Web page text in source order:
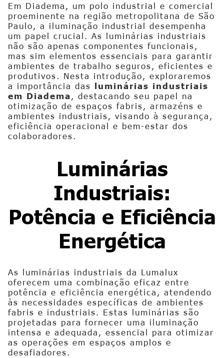
Em Diadema, um polo industrial e comercial
proeminente na região metropolitana de São
Paulo, a iluminação industrial desempenha
um papel crucial. As luminárias industriais
não são apenas componentes funcionais,
mas sim elementos essenciais para garantir
ambientes de trabalho seguros, eficientes e
produtivos. Nesta introdução, exploraremos
a importância das luminárias industriais
em Diadema, destacando seu papel na
otimização de espaços fabris, armazéns e
ambientes industriais, visando à segurança,
eficiência operacional e bem-estar dos
colaboradores.
Luminárias
Industriais:
Potência e Eficiência
Energética
As luminárias industriais da Lumalux
oferecem uma combinação eficaz entre
potência e eficiência energética, atendendo
às necessidades específicas de ambientes
fabris e industriais. Estas luminárias são
projetadas para fornecer uma iluminação
intensa e adequada, essencial para otimizar
as operações em espaços amplos e
desafiadores.